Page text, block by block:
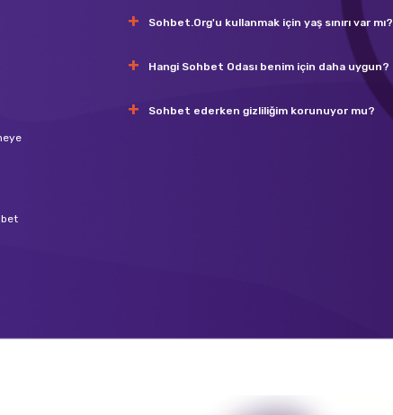
Sohbet.Org'u kullanmak için yaş sınırı var mı?
Hangi Sohbet Odası benim için daha uygun?
Sohbet ederken gizliliğim korunuyor mu?